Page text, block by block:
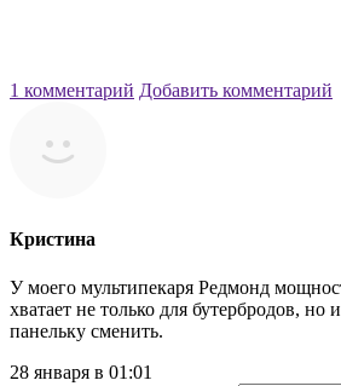
1 комментарий Добавить комментарий
Кристина
У моего мультипекаря Редмонд
хватает не только для бутербродов, но
панельку сменить.
28 января в 01:01